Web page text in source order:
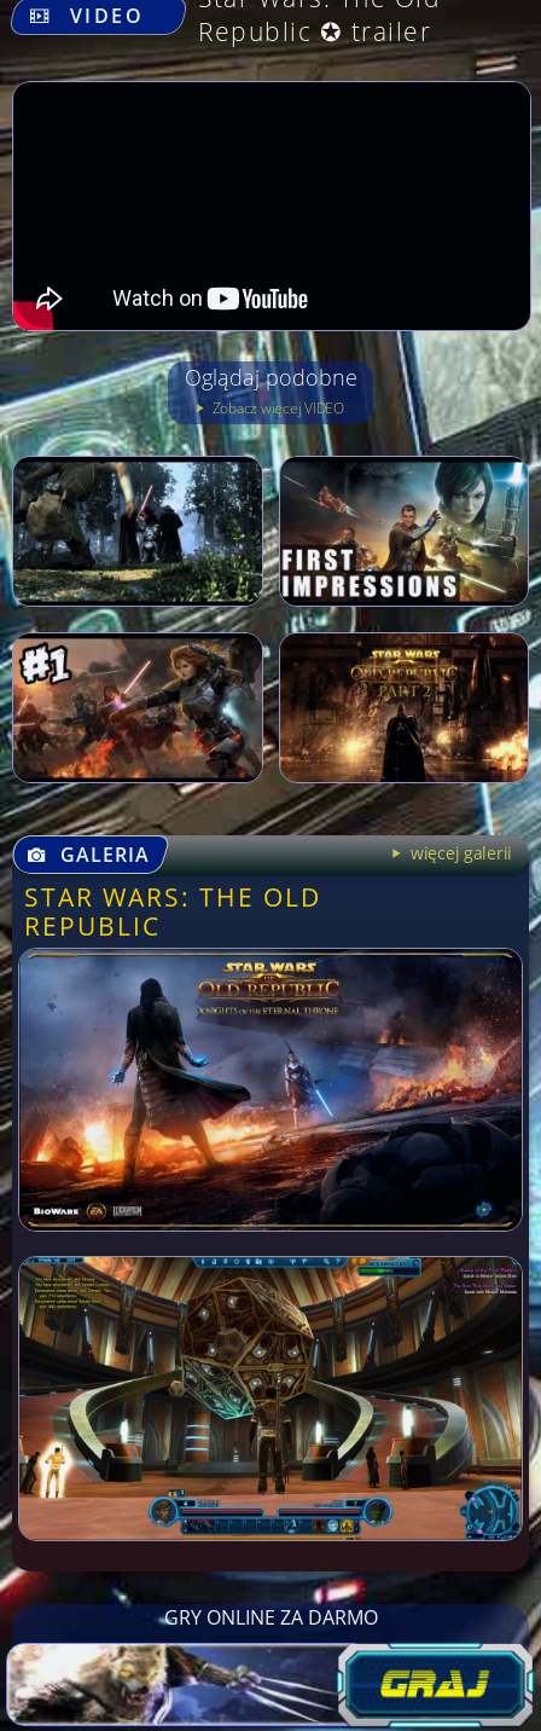
VIDEO
Republic ✪ trailer
Oglądaj podobne
Zobacz więcej VIDEO
GALERIA więcej galerii
STAR WARS: THE OLD
REPUBLIC
GRY ONLINE ZA DARMO